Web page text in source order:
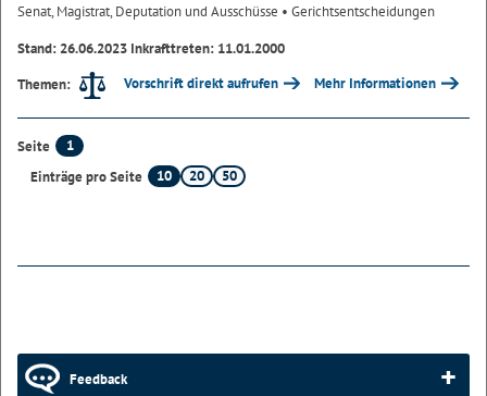
Senat, Magistrat, Deputation und Ausschüsse • Gerichtsentscheidungen
Stand: 26.06.2023 Inkrafttreten: 11.01.2000
Themen:
Vorschrift direkt aufrufen Mehr Informationen
Seite
1
Einträge pro Seite
10 20 50
Feedback